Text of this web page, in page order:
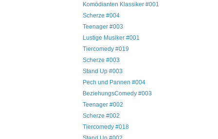
Komödianten Klassiker #001
Scherze #004
Teenager #003
Lustige Musiker #001
Tiercomedy #019
Scherze #003
Stand Up #003
Pech und Pannen #004
BeziehungsComedy #003
Teenager #002
Scherze #002
Tiercomedy #018